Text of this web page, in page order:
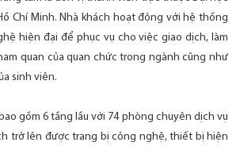
Chí Minh. Nhà khách hoạt động với hệ thống
hiện đại để phục vụ cho việc giao dịch, làm
quan của quan chức trong ngành cũng như
sinh viên.
gồm 6 tầng lầu với 74 phòng chuyên dịch vụ
trở lên được trang bị công nghệ, thiết bị hiện